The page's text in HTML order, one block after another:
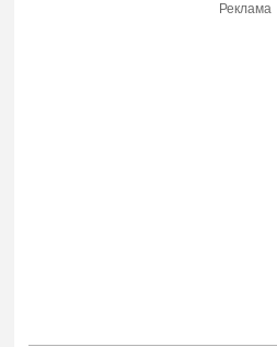
Реклама